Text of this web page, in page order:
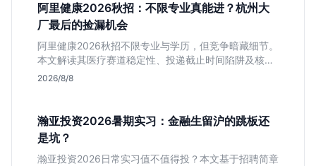
阿里健康2026秋招：不限专业真能进？杭州大
厂最后的捡漏机会
阿里健康2026秋招不限专业与学历，但竞争暗藏细节。
本文解读其医疗赛道稳定性、投递截止时间陷阱及核心
岗位面试节奏，帮应届生判断是否值得投入。
2026/8/8
瀚亚投资2026暑期实习：金融生留沪的跳板还
是坑？
瀚亚投资2026日常实习值不值得投？本文基于招聘简章